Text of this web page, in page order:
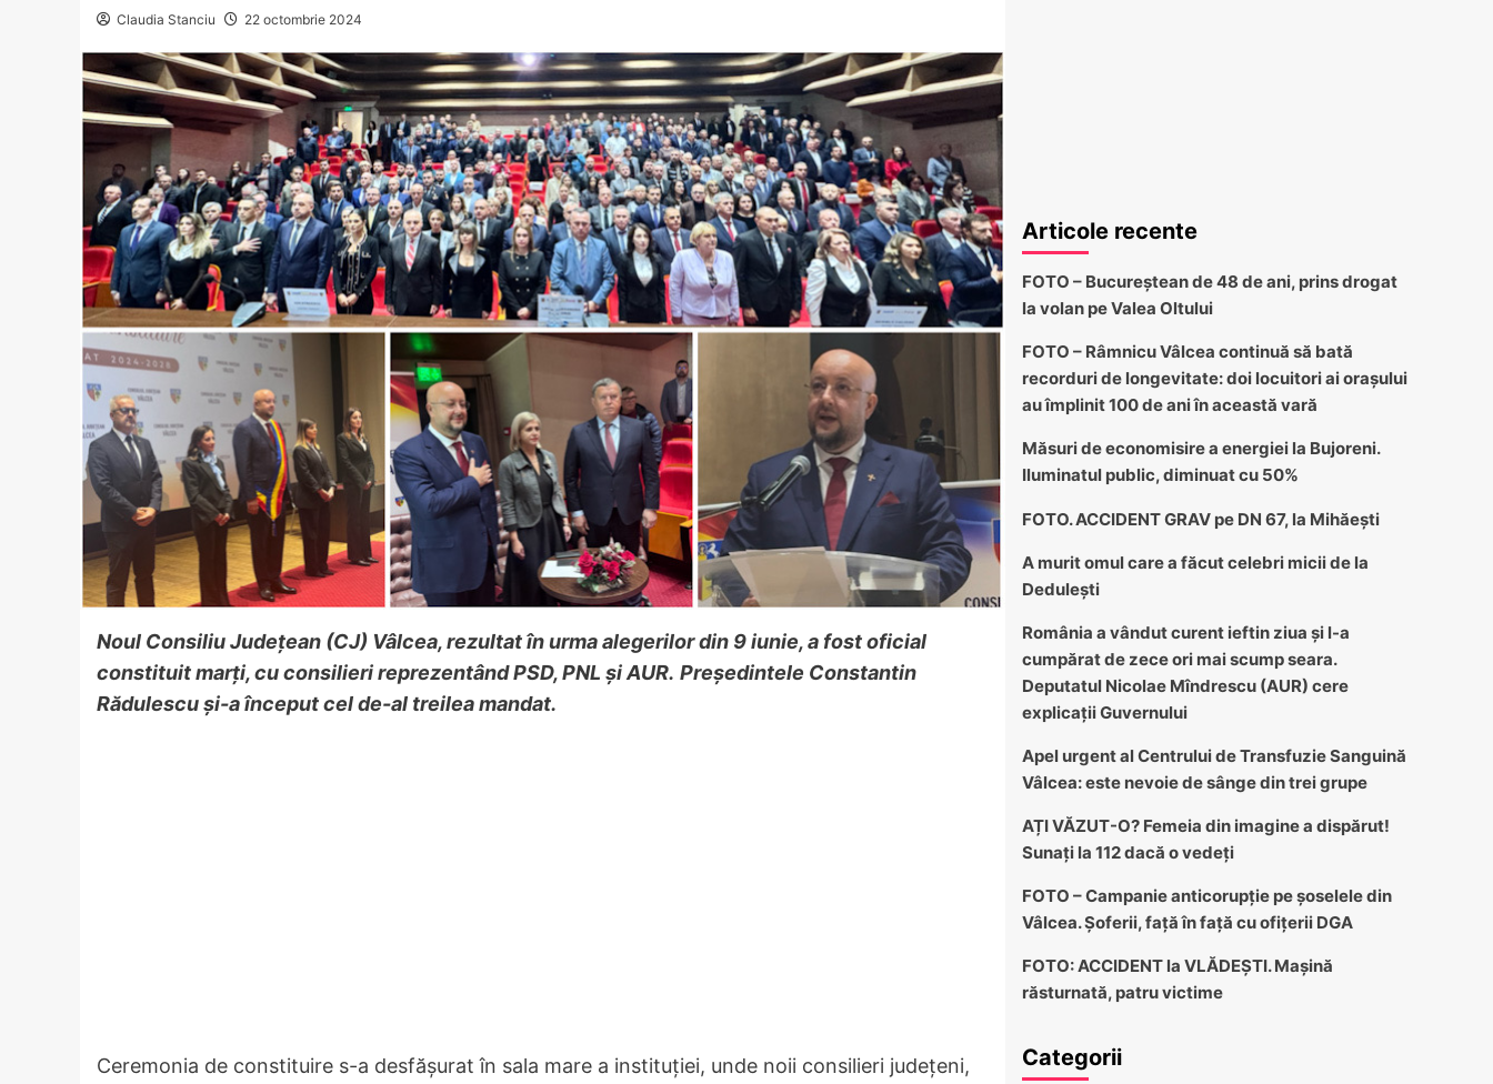
Claudia Stanciu 22 octombrie 2024
Noul Consiliu Județean (CJ) Vâlcea, rezultat în urma alegerilor din 9 iunie, a fost oficial
constituit marți, cu consilieri reprezentând PSD, PNL și AUR. Președintele Constantin
Rădulescu și-a început cel de-al treilea mandat.
Ceremonia de constituire s-a desfășurat în sala mare a instituției, unde noii consilieri județeni,
Articole recente
FOTO – Bucureștean de 48 de ani, prins drogat
la volan pe Valea Oltului
FOTO – Râmnicu Vâlcea continuă să bată
recorduri de longevitate: doi locuitori ai orașului
au împlinit 100 de ani în această vară
Măsuri de economisire a energiei la Bujoreni.
Iluminatul public, diminuat cu 50%
FOTO. ACCIDENT GRAV pe DN 67, la Mihăești
A murit omul care a făcut celebri micii de la
Dedulești
România a vândut curent ieftin ziua și l-a
cumpărat de zece ori mai scump seara.
Deputatul Nicolae Mîndrescu (AUR) cere
explicații Guvernului
Apel urgent al Centrului de Transfuzie Sanguină
Vâlcea: este nevoie de sânge din trei grupe
AȚI VĂZUT-O? Femeia din imagine a dispărut!
Sunați la 112 dacă o vedeți
FOTO – Campanie anticorupție pe șoselele din
Vâlcea. Șoferii, față în față cu ofițerii DGA
FOTO: ACCIDENT la VLĂDEȘTI. Mașină
răsturnată, patru victime
Categorii